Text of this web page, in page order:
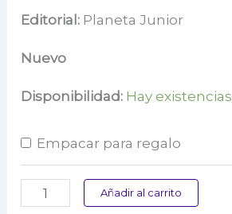
original
Editorial: Planeta Junior
Nuevo
Disponibilidad: Hay existencias
Empacar para regalo
Moana
Añadir al carrito